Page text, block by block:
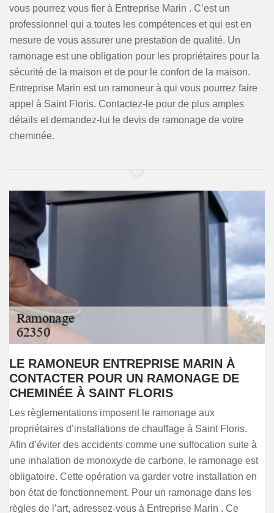
vous pourrez vous fier à Entreprise Marin . C’est un
professionnel qui a toutes les compétences et qui est en
mesure de vous assurer une prestation de qualité. Un
ramonage est une obligation pour les propriétaires pour la
sécurité de la maison et de pour le confort de la maison.
Entreprise Marin est un ramoneur à qui vous pourrez faire
appel à Saint Floris. Contactez-le pour de plus amples
détails et demandez-lui le devis de ramonage de votre
cheminée.
LE RAMONEUR ENTREPRISE MARIN À
CONTACTER POUR UN RAMONAGE DE
CHEMINÉE À SAINT FLORIS
Les règlementations imposent le ramonage aux
propriétaires d’installations de chauffage à Saint Floris.
Afin d’éviter des accidents comme une suffocation suite à
une inhalation de monoxyde de carbone, le ramonage est
obligatoire. Cette opération va garder votre installation en
bon état de fonctionnement. Pour un ramonage dans les
règles de l’art, adressez-vous à Entreprise Marin . Ce